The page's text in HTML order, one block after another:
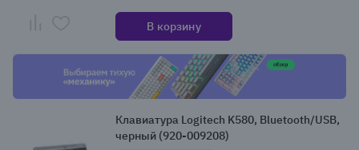
В корзину
Клавиатура Logitech K580, Bluetooth/USB,
черный (920-009208)